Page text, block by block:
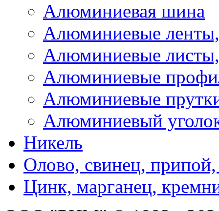
Алюминиевая шина
Алюминиевые
Алюминиевые
Алюминиевые
Алюминиевые
Алюминиевый
Никель
Олово, свинец,
Цинк, марганец,